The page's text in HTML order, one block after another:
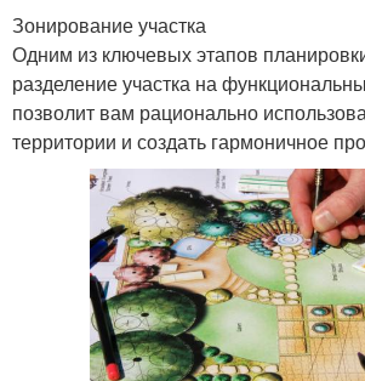
Зонирование участка
Одним из ключевых этапов
разделение участка на
позволит вам рационально
территории и создать гармоничное